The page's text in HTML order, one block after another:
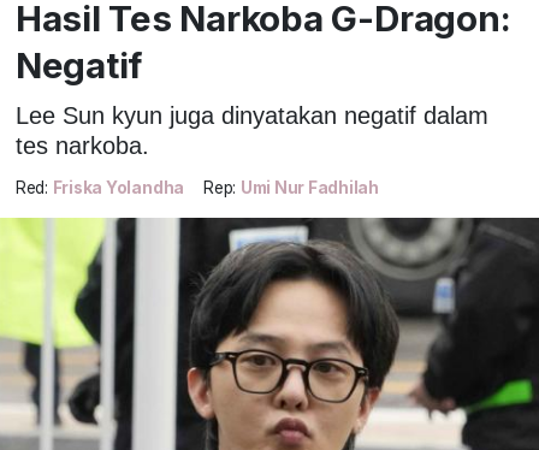
Hasil Tes Narkoba G-Dragon:
Negatif
Lee Sun kyun juga dinyatakan negatif dalam
tes narkoba.
Red: Friska Yolandha Rep: Umi Nur Fadhilah